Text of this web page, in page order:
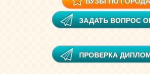
ЗАДАТЬ ВОПРОС
ПРОВЕРКА